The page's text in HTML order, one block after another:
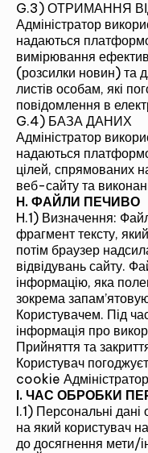
G.3) ОТРИМАННЯ
Адміністратор
надаються
вимірювання
(розсилки новин) та
листів особам, які
повідомлення в
G.4) БАЗА ДАНИХ
Адміністратор
надаються
цілей, спрямованих
веб-сайту та
H. ФАЙЛИ ПЕЧИВО
H.1) Визначення:
фрагмент тексту,
потім браузер
відвідувань сайту.
інформацію, яка
зокрема
Користувачем. Під
інформація про
Прийняття та
Користувач
cookie
I. ЧАС ОБРОБКИ
I.1) Персональні
на який користувач
до досягнення мети/